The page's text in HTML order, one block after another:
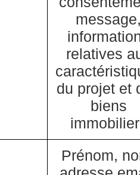
relatives
du projet et
biens
Prénom,